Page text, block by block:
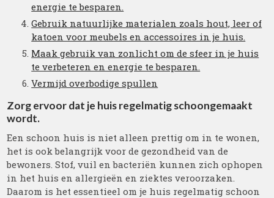
energie te besparen.
Gebruik natuurlijke materialen zoals hout, leer of
katoen voor meubels en accessoires in je huis.
Maak gebruik van zonlicht om de sfeer in je huis
te verbeteren en energie te besparen.
Vermijd overbodige spullen
Zorg ervoor dat je huis regelmatig schoongemaakt
wordt.
Een schoon huis is niet alleen prettig om in te wonen,
het is ook belangrijk voor de gezondheid van de
bewoners. Stof, vuil en bacteriën kunnen zich ophopen
in het huis en allergieën en ziektes veroorzaken.
Daarom is het essentieel om je huis regelmatig schoon